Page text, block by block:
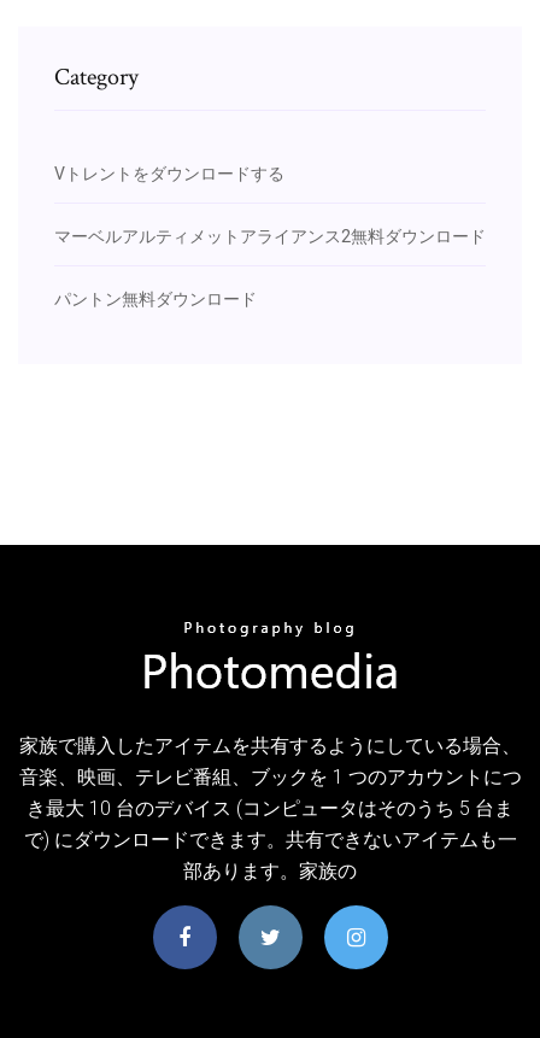
Category
Vトレントをダウンロードする
マーベルアルティメットアライアンス2無料ダウンロード
パントン無料ダウンロード
家族で購入したアイテムを共有するようにしている場合、
音楽、映画、テレビ番組、ブックを 1 つのアカウントにつ
き最大 10 台のデバイス (コンピュータはそのうち 5 台ま
で) にダウンロードできます。共有できないアイテムも一
部あります。家族の